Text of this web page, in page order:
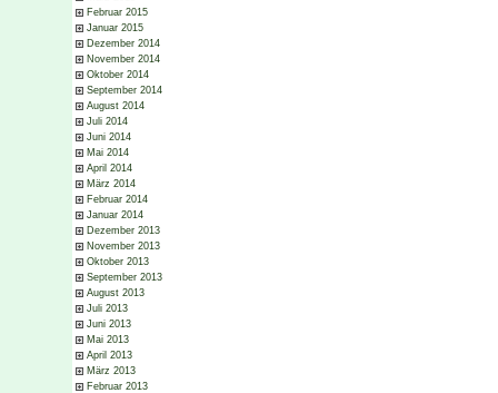
Februar 2015
Januar 2015
Dezember 2014
November 2014
Oktober 2014
September 2014
August 2014
Juli 2014
Juni 2014
Mai 2014
April 2014
März 2014
Februar 2014
Januar 2014
Dezember 2013
November 2013
Oktober 2013
September 2013
August 2013
Juli 2013
Juni 2013
Mai 2013
April 2013
März 2013
Februar 2013